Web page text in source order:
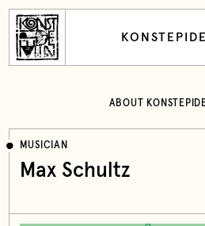
ABOUT
MUSICIAN
Max Schultz